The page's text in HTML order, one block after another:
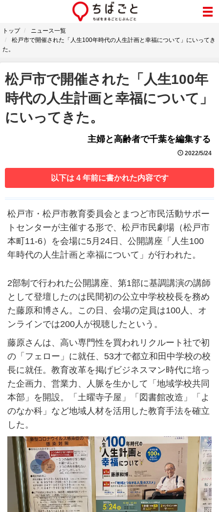
トップ
ニュース一覧
松戸市で開催された「人生100年時代の人生計画と幸福について」にいってき
た。
松戸市で開催された「人生100年
時代の人生計画と幸福について」
にいってきた。
主婦と高齢者で千葉を編集する
2022/5/24
以下は 4 年前に書かれた内容です
松戸市・松戸市教育委員会とまつど市民活動サポー
トセンターが主催する形で、松戸市民劇場（松戸市
本町11-6）を会場に5月24日、公開講座「人生100
年時代の人生計画と幸福について」が行われた。
2部制で行われた公開講座、第1部に基調講演の講師
として登壇したのは民間初の公立中学校校長を務め
た藤原和博さん。この日、会場の定員は100人、オ
ンラインでは200人が視聴したという。
藤原さんは、高い専門性を買われリクルート社で初
の「フェロー」に就任、53才で都立和田中学校の校
長に就任。教育改革を掲げビジネスマン時代に培っ
た企画力、営業力、人脈を生かして「地域学校共同
本部」を開設。「土曜寺子屋」「図書館改造」「よ
のなか科」など地域人材を活用した教育手法を確立
した。